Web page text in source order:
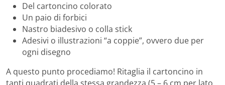
Del cartoncino colorato
Un paio di forbici
Nastro biadesivo o colla stick
Adesivi o illustrazioni “a coppie”, ovvero due per
ogni disegno
A questo punto procediamo! Ritaglia il cartoncino in